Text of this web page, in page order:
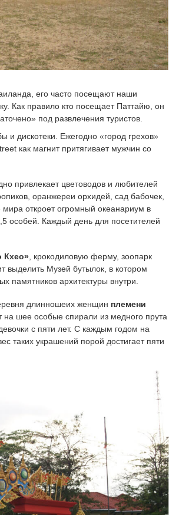
его часто посещают наши
Как правило кто посещает Паттайю, он
под развлечения туристов.
и дискотеки. Ежегодно «город грехов»
как магнит притягивает мужчин со
привлекает цветоводов и любителей
оранжереи орхидей, сад бабочек,
откроет огромный океанариум в
особей. Каждый день для посетителей
Кхео» , крокодиловую ферму, зоопарк
выделить Музей бутылок, в котором
памятников архитектуры внутри.
длинношеих женщин племени
шее особые спирали из медного прута
с пяти лет. С каждым годом на
таких украшений порой достигает пяти